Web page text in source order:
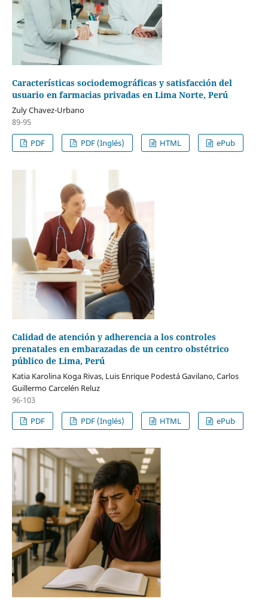
Características sociodemográficas y satisfacción del
usuario en farmacias privadas en Lima Norte, Perú
Zuly Chavez-Urbano
89-95
PDF
PDF (Inglés) HTML ePub
Calidad de atención y adherencia a los controles
prenatales en embarazadas de un centro obstétrico
público de Lima, Perú
Katia Karolina Koga Rivas, Luis Enrique Podestá Gavilano, Carlos
Guillermo Carcelén Reluz
96-103
PDF
PDF (Inglés) HTML ePub